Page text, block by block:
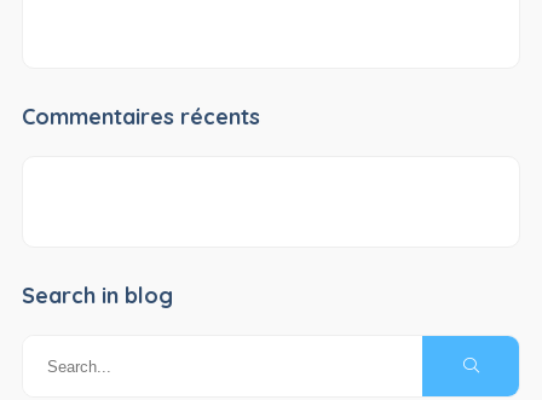
Commentaires récents
Search in blog